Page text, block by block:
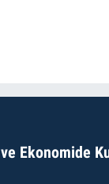
Ekonomide